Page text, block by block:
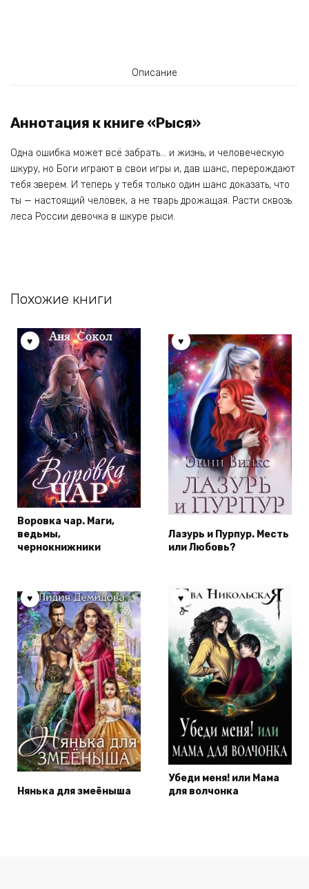
Описание
Аннотация к книге «Рыся»
Одна ошибка может всё забрать… и жизнь, и человеческую
шкуру, но Боги играют в свои игры и, дав шанс, перерождают
тебя зверем. И теперь у тебя только один шанс доказать, что
ты — настоящий человек, а не тварь дрожащая. Расти сквозь
леса России девочка в шкуре рыси.
Похожие книги
Воровка чар. Маги,
ведьмы,
чернокнижники
Лазурь и Пурпур. Месть
или Любовь?
Нянька для змеёныша
Убеди меня! или Мама
для волчонка